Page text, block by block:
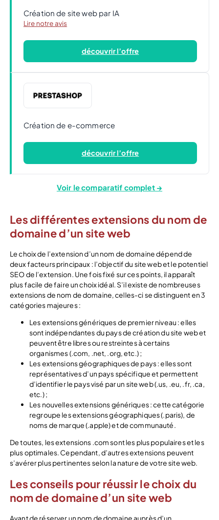
Création de site web par IA
Lire notre avis
découvrir l’offre
Création de e-commerce
découvrir l’offre
Voir le comparatif complet →
Les différentes extensions du nom de
domaine d’un site web
Le choix de l’extension d’un nom de domaine dépend de
deux facteurs principaux : l’objectif du site web et le potentiel
SEO de l’extension. Une fois fixé sur ces points, il apparaît
plus facile de faire un choix idéal. S’il existe de nombreuses
extensions de nom de domaine, celles-ci se distinguent en 3
catégories majeures :
Les extensions génériques de premier niveau : elles
sont indépendantes du pays de création du site web et
peuvent être libres ou restreintes à certains
organismes (.com, .net, .org, etc.) ;
Les extensions géographiques de pays : elles sont
représentatives d’un pays spécifique et permettent
d’identifier le pays visé par un site web (.us, .eu, .fr, .ca,
etc.) ;
Les nouvelles extensions génériques : cette catégorie
regroupe les extensions géographiques (.paris), de
noms de marque (.apple) et de communauté.
De toutes, les extensions .com sont les plus populaires et les
plus optimales. Cependant, d’autres extensions peuvent
s’avérer plus pertinentes selon la nature de votre site web.
Les conseils pour réussir le choix du
nom de domaine d’un site web
Avant de réserver un nom de domaine auprès d’un